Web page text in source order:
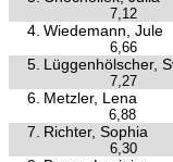
7,12
4. Wiedemann, Jule
6,66
5. Lüggenhölscher,
7,27
6. Metzler, Lena
6,88
7. Richter, Sophia
6,30